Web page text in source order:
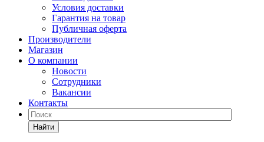
Условия доставки
Гарантия на товар
Публичная оферта
Производители
Магазин
О компании
Новости
Сотрудники
Вакансии
Контакты
Найти